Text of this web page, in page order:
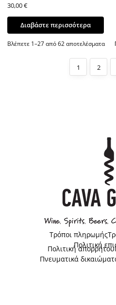
30,00€
Διαβάστε περισσότερα
Βλέπετε 1–27 από 62 αποτελέσματα
1 2
Τρόποι πληρωμής
Πολιτική
Πολιτική απορρήτου
Πνευματικά